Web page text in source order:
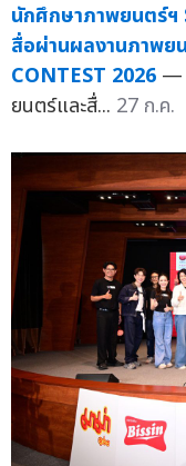
นักศึกษาภาพยนตร์ฯ
สื่อผ่านผลงานภาพย
CONTEST 2026 —
ยนตร์และสื่... 27 ก.ค.